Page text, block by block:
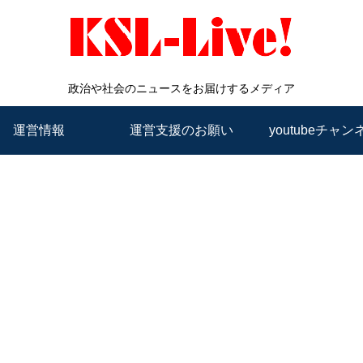
政治や社会のニュースをお届けするメディア
運営情報 運営支援のお願い youtubeチャン